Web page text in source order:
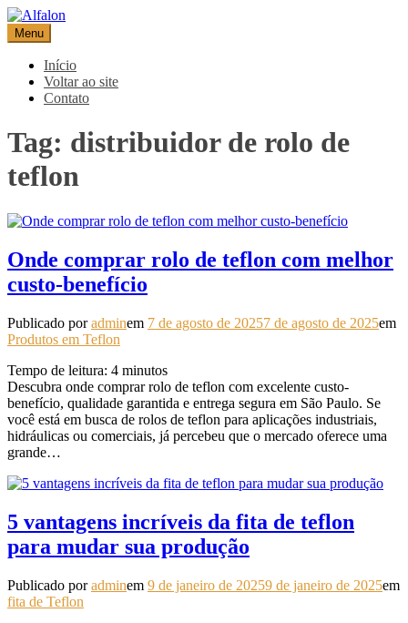
Pular
para
o
conteúdo
Alfalon
comércio e serviços pertinentes aos produtos de embalagens
Menu
Início
Voltar ao site
Contato
Tag: distribuidor de rolo de
teflon
Onde comprar rolo de teflon com melhor
custo-benefício
Publicado poradminem 7 de agosto de 20257 de agosto de 2025em
Produtos em Teflon
Tempo de leitura: 4 minutos
Descubra onde comprar rolo de teflon com excelente custo-
benefício, qualidade garantida e entrega segura em São Paulo. Se
você está em busca de rolos de teflon para aplicações industriais,
hidráulicas ou comerciais, já percebeu que o mercado oferece uma
grande…
5 vantagens incríveis da fita de teflon
para mudar sua produção
Publicado poradminem 9 de janeiro de 20259 de janeiro de 2025em
fita de Teflon